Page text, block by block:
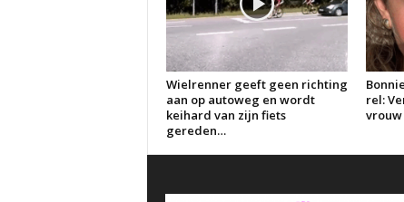
Wielrenner geeft geen richting
aan op autoweg en wordt
keihard van zijn fiets
gereden…
rel: